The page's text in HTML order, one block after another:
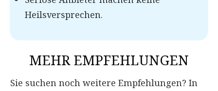
Heilsversprechen.
MEHR EMPFEHLUNGEN
Sie suchen noch weitere Empfehlungen? In